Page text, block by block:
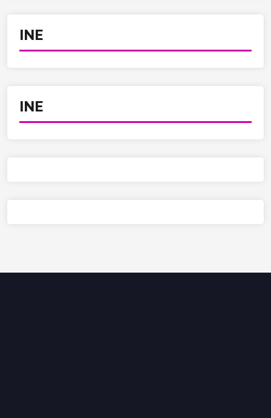
INE
INE